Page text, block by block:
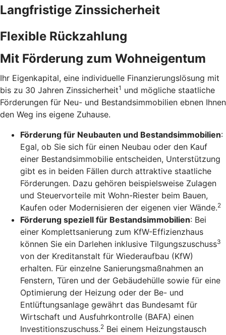
Langfristige Zinssicherheit
Flexible Rückzahlung
Mit Förderung zum Wohneigentum
Ihr Eigenkapital, eine individuelle Finanzierungslösung mit
bis zu 30 Jahren Zinssicherheit1 und mögliche staatliche
Förderungen für Neu- und Bestandsimmobilien ebnen Ihnen
den Weg ins eigene Zuhause.
Förderung für Neubauten und Bestandsimmobilien:
Egal, ob Sie sich für einen Neubau oder den Kauf
einer Bestandsimmobilie entscheiden, Unterstützung
gibt es in beiden Fällen durch attraktive staatliche
Förderungen. Dazu gehören beispielsweise Zulagen
und Steuervorteile mit Wohn-Riester beim Bauen,
Kaufen oder Modernisieren der eigenen vier Wände.2
Förderung speziell für Bestandsimmobilien: Bei
einer Komplettsanierung zum KfW-Effizienzhaus
können Sie ein Darlehen inklusive Tilgungszuschuss3
von der Kreditanstalt für Wiederaufbau (KfW)
erhalten. Für einzelne Sanierungsmaßnahmen an
Fenstern, Türen und der Gebäudehülle sowie für eine
Optimierung der Heizung oder der Be- und
Entlüftungsanlage gewährt das Bundesamt für
Wirtschaft und Ausfuhrkontrolle (BAFA) einen
Investitionszuschuss.2 Bei einem Heizungstausch